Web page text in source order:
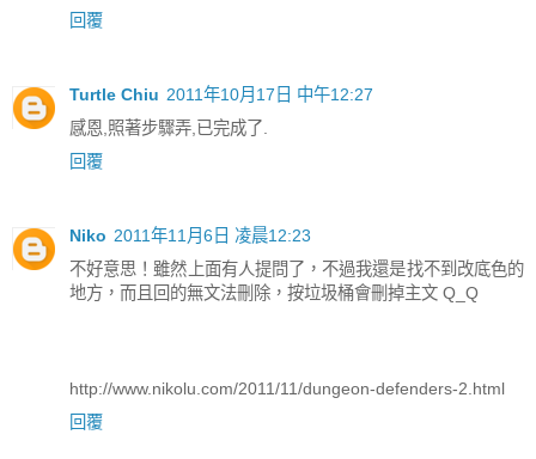
回覆
Turtle Chiu 2011年10月17日 中午12:27
感恩,照著步驟弄,已完成了.
回覆
Niko 2011年11月6日 凌晨12:23
不好意思！雖然上面有人提問了，不過我還是找不到改底色的
地方，而且回的無文法刪除，按垃圾桶會刪掉主文 Q_Q
http://www.nikolu.com/2011/11/dungeon-defenders-2.html
回覆